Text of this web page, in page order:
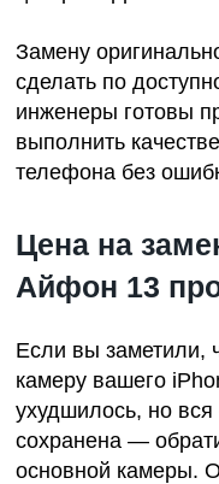
Замену
сделать по
инженеры готовы
выполнить
телефона без
Цена на
Айфон 13
Если вы заметили,
камеру вашего
ухудшилось, но вся
сохранена —
основной камеры.